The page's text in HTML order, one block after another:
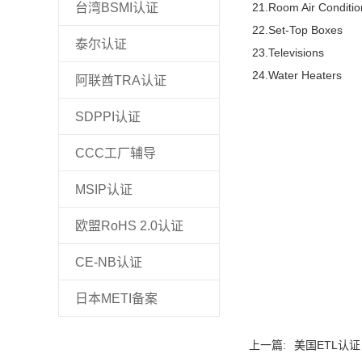
台湾BSMI认证
泰尔认证
阿联酋TRA认证
SDPPI认证
CCC工厂辅导
MSIP认证
欧盟RoHS 2.0认证
CE-NB认证
日本METI备案
21.Room Air
22.Set-Top Boxes
23.Televisions
24.Water Heaters
上一篇: 美国ETL认证